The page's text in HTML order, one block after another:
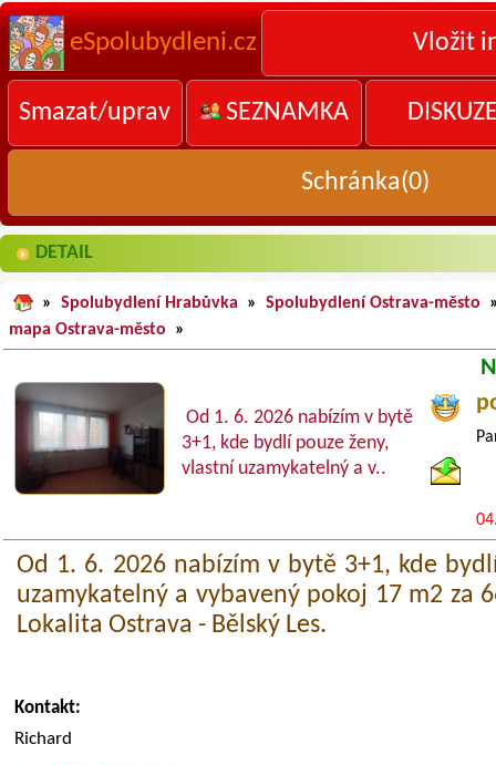
eSpolubydleni.cz Vložit
Smazat/uprav SEZNAMKA
Schránka(0)
DETAIL
» Spolubydlení Hrabůvka » Spolubydlení Ostrava-město
mapa Ostrava-město
»
Od 1. 6. 2026 nabízím v bytě
3+1, kde bydlí pouze ženy,
vlastní uzamykatelný a v..
Od 1. 6. 2026 nabízím v bytě 3+1, kde
uzamykatelný a vybavený pokoj 17 m2 za
Lokalita Ostrava - Bělský Les.
Kontakt:
Richard